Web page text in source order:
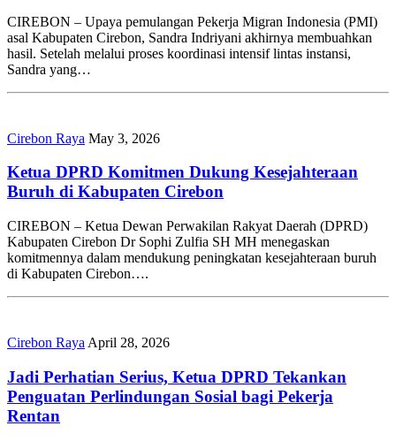
CIREBON – Upaya pemulangan Pekerja Migran Indonesia (PMI)
asal Kabupaten Cirebon, Sandra Indriyani akhirnya membuahkan
hasil. Setelah melalui proses koordinasi intensif lintas instansi,
Sandra yang…
Cirebon Raya May 3, 2026
Ketua DPRD Komitmen Dukung Kesejahteraan
Buruh di Kabupaten Cirebon
CIREBON – Ketua Dewan Perwakilan Rakyat Daerah (DPRD)
Kabupaten Cirebon Dr Sophi Zulfia SH MH menegaskan
komitmennya dalam mendukung peningkatan kesejahteraan buruh
di Kabupaten Cirebon….
Cirebon Raya April 28, 2026
Jadi Perhatian Serius, Ketua DPRD Tekankan
Penguatan Perlindungan Sosial bagi Pekerja
Rentan